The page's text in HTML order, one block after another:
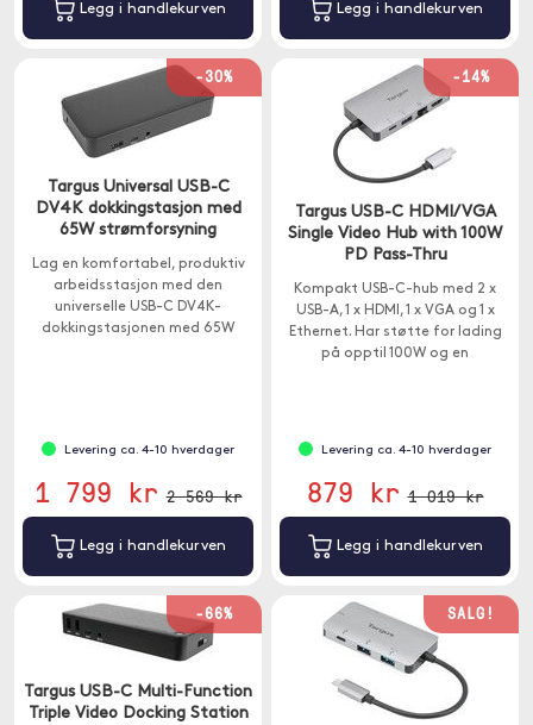
Legg i handlekurven Legg i handlekurven
-30%
Targus Universal USB-C
DV4K dokkingstasjon med
65W strømforsyning
Lag en komfortabel, produktiv
arbeidsstasjon med den
universelle USB-C DV4K-
dokkingstasjonen med 65W
Levering ca. 4-10 hverdager
1 799 kr 2 569 kr
Legg i handlekurven
-14%
Targus USB-C HDMI/VGA
Single Video Hub with 100W
PD Pass-Thru
Kompakt USB-C-hub med 2 x
USB-A, 1 x HDMI, 1 x VGA og 1 x
Ethernet. Har støtte for lading
på opptil 100W og en
Levering ca. 4-10 hverdager
879 kr 1 019 kr
Legg i handlekurven
-66%
Targus USB-C Multi-Function
Triple Video Docking Station
SALG!